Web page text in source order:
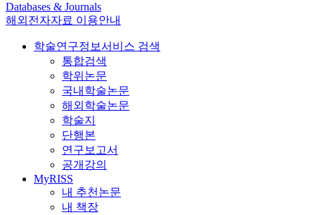
Databases & Journals
해외전자자료 이용안내
학술연구정보서비스 검색
통합검색
학위논문
국내학술논문
해외학술논문
학술지
단행본
연구보고서
공개강의
MyRISS
내 추천논문
내 책장